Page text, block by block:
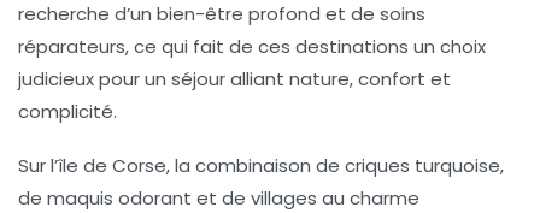
recherche d’un bien-être profond et de soins
réparateurs, ce qui fait de ces destinations un choix
judicieux pour un séjour alliant nature, confort et
complicité.
Sur l’île de Corse, la combinaison de criques turquoise,
de maquis odorant et de villages au charme